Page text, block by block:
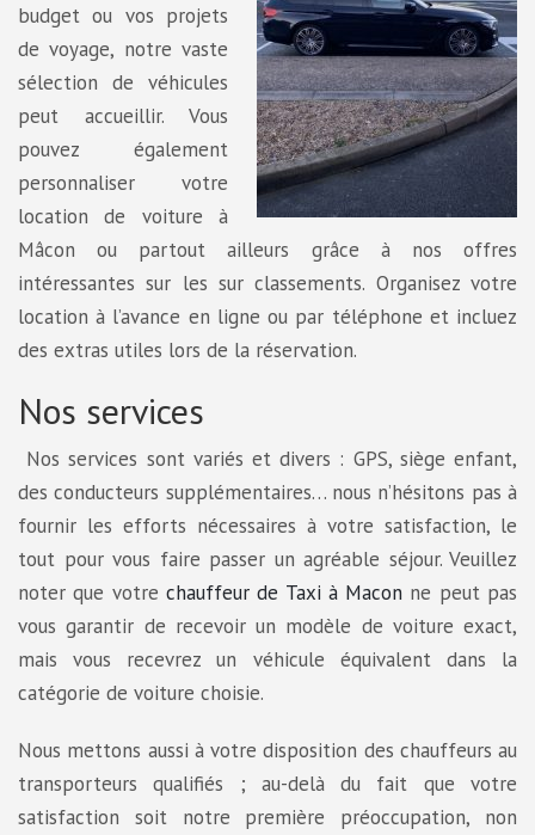
budget ou vos projets
de voyage, notre vaste
sélection de véhicules
peut accueillir. Vous
pouvez également
personnaliser votre
location de voiture à
Mâcon ou partout ailleurs grâce à nos offres
intéressantes sur les sur classements. Organisez votre
location à l’avance en ligne ou par téléphone et incluez
des extras utiles lors de la réservation.
Nos services
Nos services sont variés et divers : GPS, siège enfant,
des conducteurs supplémentaires… nous n’hésitons pas à
fournir les efforts nécessaires à votre satisfaction, le
tout pour vous faire passer un agréable séjour. Veuillez
noter que votre chauffeur de Taxi à Macon ne peut pas
vous garantir de recevoir un modèle de voiture exact,
mais vous recevrez un véhicule équivalent dans la
catégorie de voiture choisie.
Nous mettons aussi à votre disposition des chauffeurs au
transporteurs qualifiés ; au-delà du fait que votre
satisfaction soit notre première préoccupation, non